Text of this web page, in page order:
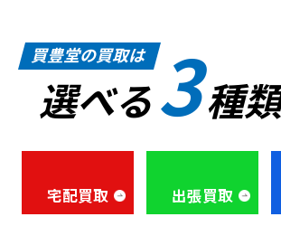
まるごと買取
選べる3種類